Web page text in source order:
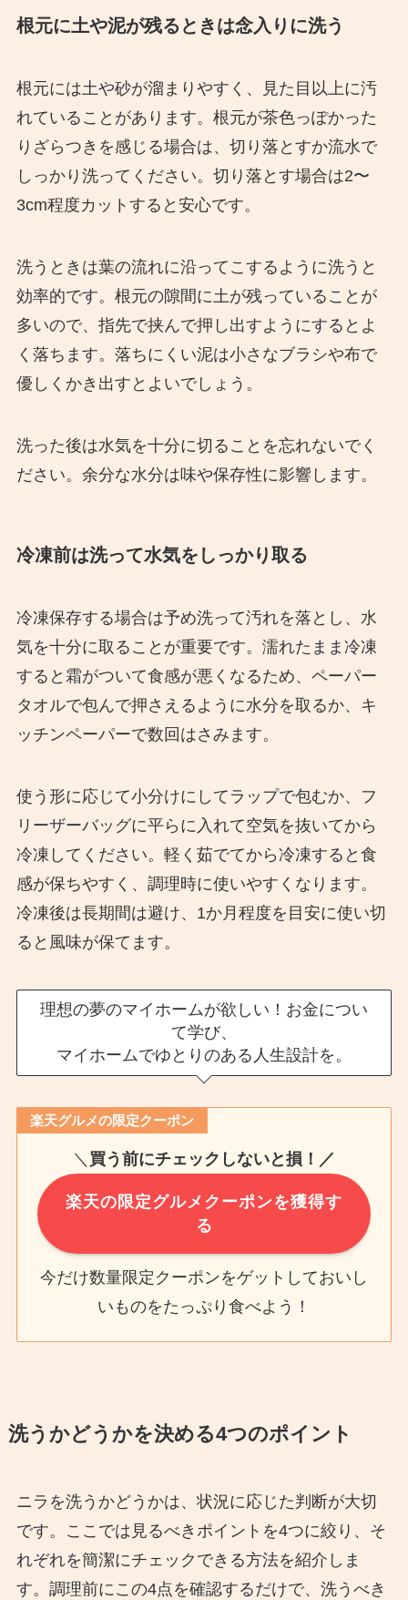
根元に土や泥が残るときは念入りに洗う
根元には土や砂が溜まりやすく、見た目以上に汚
れていることがあります。根元が茶色っぽかった
りざらつきを感じる場合は、切り落とすか流水で
しっかり洗ってください。切り落とす場合は2〜
3cm程度カットすると安心です。
洗うときは葉の流れに沿ってこするように洗うと
効率的です。根元の隙間に土が残っていることが
多いので、指先で挟んで押し出すようにするとよ
く落ちます。落ちにくい泥は小さなブラシや布で
優しくかき出すとよいでしょう。
洗った後は水気を十分に切ることを忘れないでく
ださい。余分な水分は味や保存性に影響します。
冷凍前は洗って水気をしっかり取る
冷凍保存する場合は予め洗って汚れを落とし、水
気を十分に取ることが重要です。濡れたまま冷凍
すると霜がついて食感が悪くなるため、ペーパー
タオルで包んで押さえるように水分を取るか、キ
ッチンペーパーで数回はさみます。
使う形に応じて小分けにしてラップで包むか、フ
リーザーバッグに平らに入れて空気を抜いてから
冷凍してください。軽く茹でてから冷凍すると食
感が保ちやすく、調理時に使いやすくなります。
冷凍後は長期間は避け、1か月程度を目安に使い切
ると風味が保てます。
理想の夢のマイホームが欲しい！お金につい
て学び、
マイホームでゆとりのある人生設計を。
楽天グルメの限定クーポン
＼ 買う前にチェックしないと損！／
楽天の限定グルメクーポンを獲得す
る
今だけ数量限定クーポンをゲットしておいし
いものをたっぷり食べよう！
洗うかどうかを決める4つのポイント
ニラを洗うかどうかは、状況に応じた判断が大切
です。ここでは見るべきポイントを4つに絞り、そ
れぞれを簡潔にチェックできる方法を紹介しま
す。調理前にこの4点を確認するだけで、洗うべき